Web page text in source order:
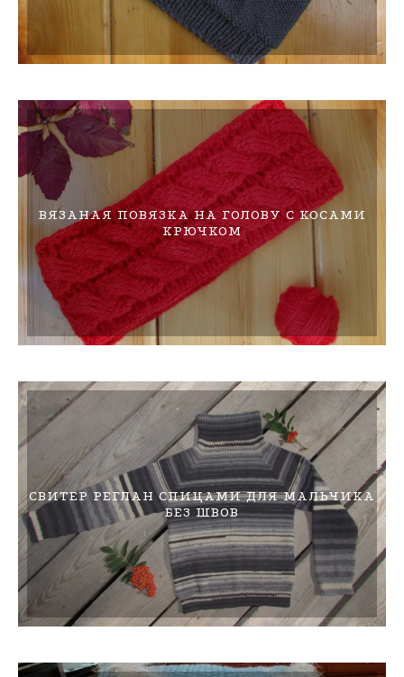
ВЯЗАНАЯ ПОВЯЗКА НА ГОЛОВУ С КОСАМИ
КРЮЧКОМ
СВИТЕР РЕГЛАН СПИЦАМИ ДЛЯ МАЛЬЧИКА
БЕЗ ШВОВ